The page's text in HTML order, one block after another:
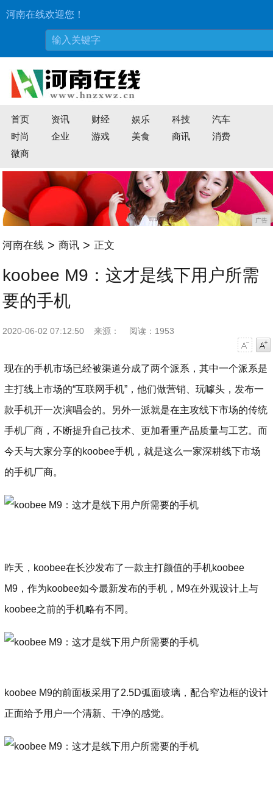
河南在线欢迎您！
首页 资讯 财经 娱乐 科技
汽车
时尚
企业 游戏 美食 商讯
消费
微商
广告
河南在线 > 商讯 > 正文
koobee M9：这才是线下用户所需
要的手机
2020-06-02 07:12:50 来源：
阅读：1953
现在的手机市场已经被渠道分成了两个派系，其中一个派系是
主打线上市场的“互联网手机”，他们做营销、玩噱头，发布一
款手机开一次演唱会的。另外一派就是在主攻线下市场的传统
手机厂商，不断提升自己技术、更加看重产品质量与工艺。而
今天与大家分享的koobee手机，就是这么一家深耕线下市场
的手机厂商。
昨天，koobee在长沙发布了一款主打颜值的手机koobee
M9，作为koobee如今最新发布的手机，M9在外观设计上与
koobee之前的手机略有不同。
koobee M9的前面板采用了2.5D弧面玻璃，配合窄边框的设计
正面给予用户一个清新、干净的感觉。